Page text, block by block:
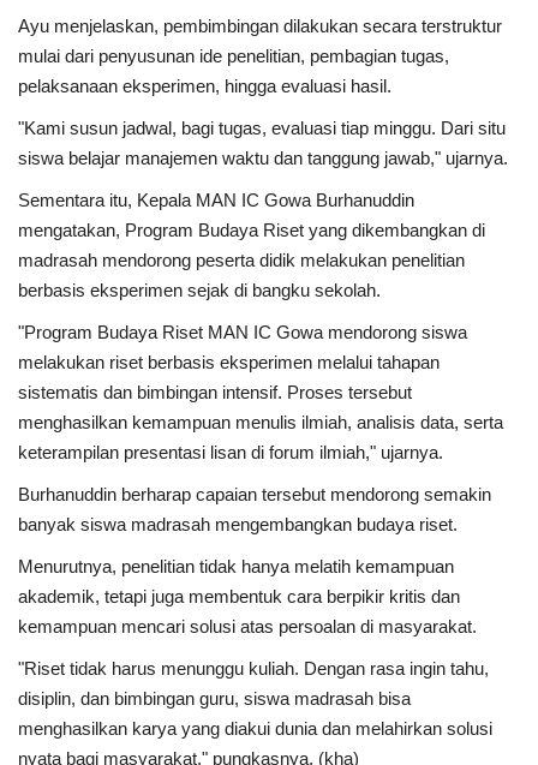
Ayu menjelaskan, pembimbingan dilakukan secara terstruktur
mulai dari penyusunan ide penelitian, pembagian tugas,
pelaksanaan eksperimen, hingga evaluasi hasil.
"Kami susun jadwal, bagi tugas, evaluasi tiap minggu. Dari situ
siswa belajar manajemen waktu dan tanggung jawab," ujarnya.
Sementara itu, Kepala MAN IC Gowa Burhanuddin
mengatakan, Program Budaya Riset yang dikembangkan di
madrasah mendorong peserta didik melakukan penelitian
berbasis eksperimen sejak di bangku sekolah.
"Program Budaya Riset MAN IC Gowa mendorong siswa
melakukan riset berbasis eksperimen melalui tahapan
sistematis dan bimbingan intensif. Proses tersebut
menghasilkan kemampuan menulis ilmiah, analisis data, serta
keterampilan presentasi lisan di forum ilmiah," ujarnya.
Burhanuddin berharap capaian tersebut mendorong semakin
banyak siswa madrasah mengembangkan budaya riset.
Menurutnya, penelitian tidak hanya melatih kemampuan
akademik, tetapi juga membentuk cara berpikir kritis dan
kemampuan mencari solusi atas persoalan di masyarakat.
"Riset tidak harus menunggu kuliah. Dengan rasa ingin tahu,
disiplin, dan bimbingan guru, siswa madrasah bisa
menghasilkan karya yang diakui dunia dan melahirkan solusi
nyata bagi masyarakat," pungkasnya. (kha)